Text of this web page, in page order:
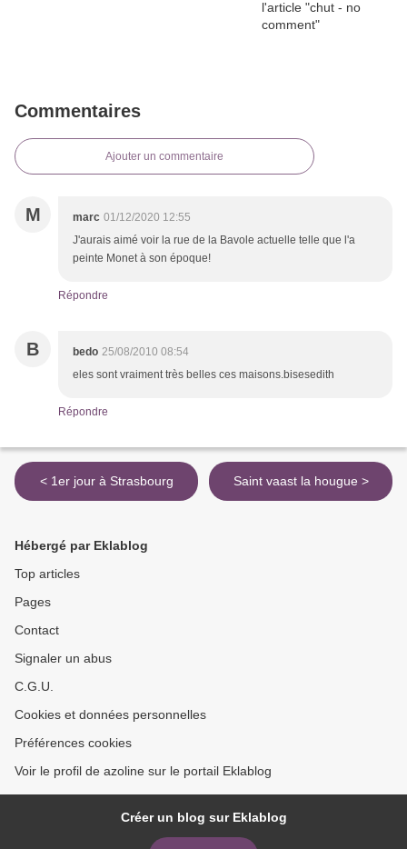
Commentaires
Ajouter un commentaire
M marc 01/12/2020 12:55
J'aurais aimé voir la rue de la Bavole actuelle telle que l'a
peinte Monet à son époque!
Répondre
B bedo 25/08/2010 08:54
eles sont vraiment très belles ces maisons.bisesedith
Répondre
< 1er jour à Strasbourg Saint vaast la hougue >
Hébergé par Eklablog
Top articles
Pages
Contact
Signaler un abus
C.G.U.
Cookies et données personnelles
Préférences cookies
Voir le profil de azoline sur le portail Eklablog
Créer un blog sur Eklablog